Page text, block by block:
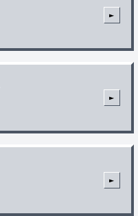
►
►
►